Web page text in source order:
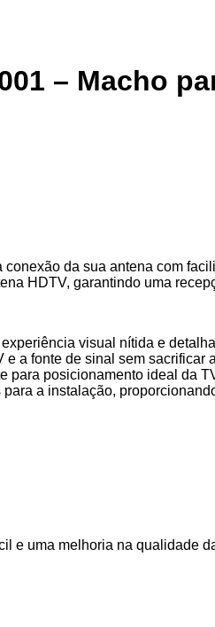
– Macho
da sua antena com
HDTV, garantindo uma
visual nítida e
a fonte de sinal sem sacrificar
para posicionamento ideal da
a instalação,
e uma melhoria na qualidade